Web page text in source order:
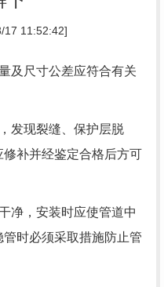
17 11:52:42]
及尺寸公差应符合有关
发现裂缝、保护层脱
补并经鉴定合格后方可
净，安装时应使管道中
时必须采取措施防止管